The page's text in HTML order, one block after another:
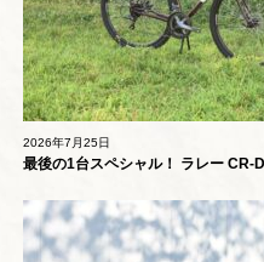
2026年7月25日
最後の1台スペシャル！ ラレー